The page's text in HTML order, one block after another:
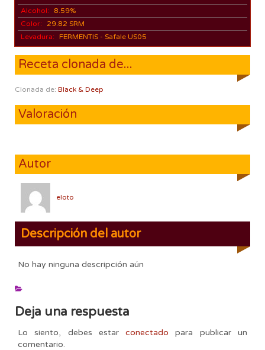
Alcohol:
8.59%
Color:
29.82 SRM
Levadura: FERMENTIS - Safale US05
Receta clonada de...
Clonada de: Black & Deep
Valoración
Autor
eloto
Descripción del autor
No hay ninguna descripción aún
Deja una respuesta
Lo siento, debes estarconectado para publicar un
comentario.